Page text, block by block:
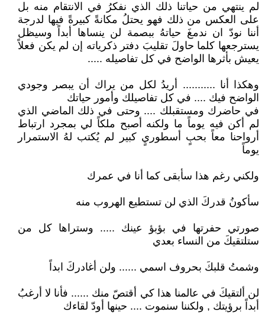
لم ينتهي من حياتنا ذلك الذي نفكرُ في الانتقام منه بل
على العكس من ذلك فهو يحتلُ مكانةً كبيرةً فيها لدرجة
أننا نودّ ان ندمغَ حياتهُ ببصمة لن ينساها أبداً وسيظل
يسترجعها كلما حاولَ تقليبَ دفتر ذكرياته إن لم يكن فعلاً
يعيش بأثرها الواضح في كل تفاصيله .....
وهكذا أنا ........... أريدُ لكل من يراك أن يبصر وجودي
الواضح فيك .... في كل تفاصيلك وأمور حياتك
في حاضرك ومستقبلك .... وحتى في ذلك الماضي الذي
لم أكن فيه يوماً ما ولكنه أصبح ملكاً لي بمجرد ارتباط
أرواحنا معاً بحبٍ أسطوريٍ كبير لم يُكتب لهُ الاستمرار
يوماً
ولكني رغم هذا سأبقى كما أنا في عمرك
سأكونُ قدركَ الذي لن تستطيع الهروب منه
صورتي حفرتها في بؤبؤ عينك ..... وستراها كل من
ستلتقيكَ من النساء بعدي
وشمتُ قلبكَ بحروف اسمي ...... ولن أغادركَ ابداً
لن ألتقيكَ في عالمنا هذا كي أقتصّ منك ...... فأنا لا أرغبُ
أبداً برؤيتك , ولكننا سنموت .... حينها أودّ لقاءك